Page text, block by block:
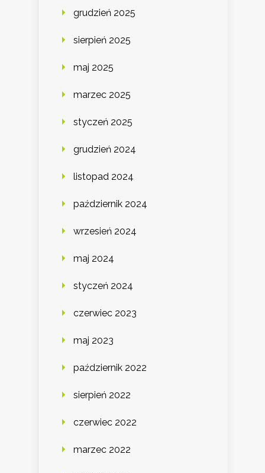
grudzień 2025
sierpień 2025
maj 2025
marzec 2025
styczeń 2025
grudzień 2024
listopad 2024
październik 2024
wrzesień 2024
maj 2024
styczeń 2024
czerwiec 2023
maj 2023
październik 2022
sierpień 2022
czerwiec 2022
marzec 2022